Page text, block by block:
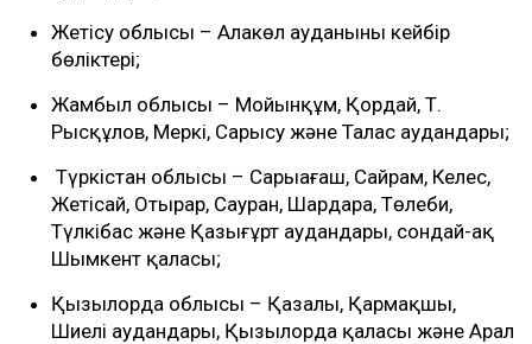
Жетісу облысы – Алакөл ауданының кейбір
бөліктері;
Жамбыл облысы – Мойынқұм, Қордай, Т.
Рысқұлов, Меркі, Сарысу және Талас аудандары;
Түркістан облысы – Сарыағаш, Сайрам, Келес,
Жетісай, Отырар, Сауран, Шардара, Төлеби,
Түлкібас және Қазығұрт аудандары, сондай-ақ
Шымкент қаласы;
Қызылорда облысы – Қазалы, Қармақшы,
Шиелі аудандары, Қызылорда қаласы және Арал